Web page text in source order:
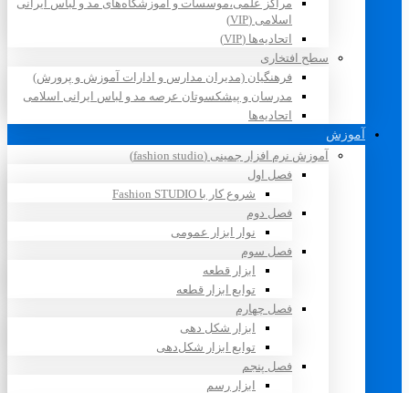
مراکز علمی،موسسات و آموزشگاه‌های مد و لباس ایرانی
اسلامی (VIP)
اتحادیه‌ها (VIP)
سطح افتخاری
فرهنگیان (مدیران مدارس و ادارات آموزش و پرورش)
مدرسان و پیشکسوتان عرصه مد و لباس ایرانی اسلامی
اتحادیه‌ها
آموزش
آموزش نرم افزار جمینی (fashion studio)
فصل اول
شروع کار با Fashion STUDIO
فصل دوم
نوار ابزار عمومی
فصل سوم
ابزار قطعه
توابع ابزار قطعه
فصل چهارم
ابزار شکل دهی
توابع ابزار شکل‌دهی
فصل پنجم
ابزار رسم